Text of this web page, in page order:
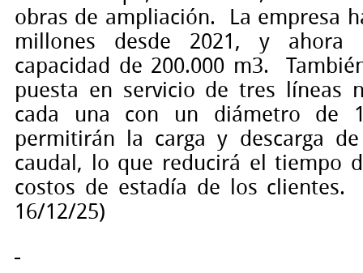
obras de ampliación.
La empresa
millones desde 2021, y ahora
capacidad de 200.000 m3.
puesta en servicio de tres líneas
cada una con un diámetro de
permitirán la carga y descarga
caudal, lo que reducirá el tiempo
costos de estadía de los clientes.
16/12/25)